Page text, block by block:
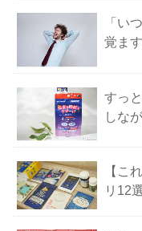
「い
覚ま
すっ
しな
【こ
リ12